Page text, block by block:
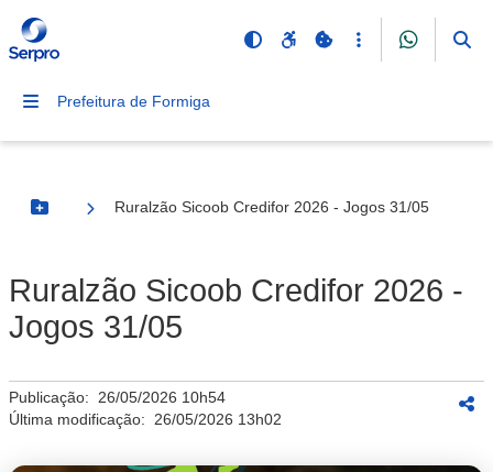
Prefeitura de Formiga
Botão Menu
Ruralzão Sicoob Credifor 2026 - Jogos 31/05
Ruralzão Sicoob Credifor 2026 -
Jogos 31/05
Publicação: 26/05/2026 10h54
Última modificação: 26/05/2026 13h02